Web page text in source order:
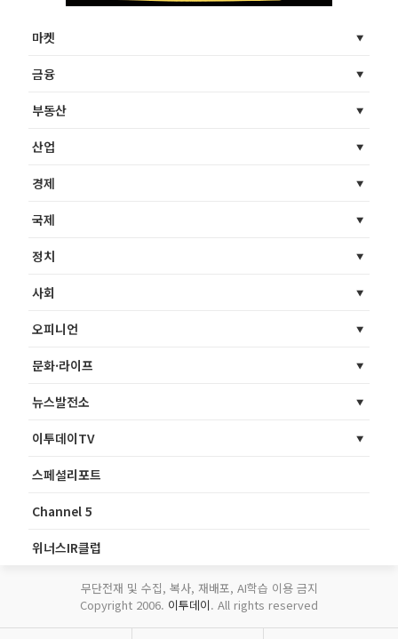
마켓
금융
부동산
산업
경제
국제
정치
사회
오피니언
문화·라이프
뉴스발전소
이투데이TV
스페셜리포트
Channel 5
위너스IR클럽
무단전재 및 수집, 복사, 재배포, AI학습 이용 금지
Copyright 2006. 이투데이. All rights reserved